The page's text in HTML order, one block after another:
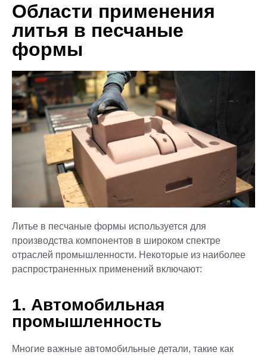
Области применения
литья в песчаные
формы
Литье в песчаные формы используется для
производства компонентов в широком спектре
отраслей промышленности. Некоторые из наиболее
распространенных применений включают:
1. Автомобильная
промышленность
Многие важные автомобильные детали, такие как